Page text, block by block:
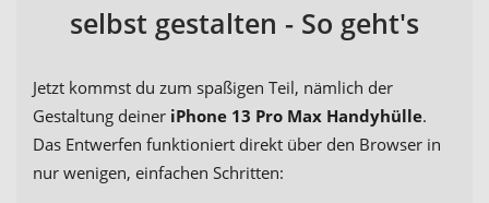
selbst gestalten - So geht's
Jetzt kommst du zum spaßigen Teil, nämlich der
Gestaltung deiner iPhone 13 Pro Max Handyhülle.
Das Entwerfen funktioniert direkt über den Browser in
nur wenigen, einfachen Schritten: